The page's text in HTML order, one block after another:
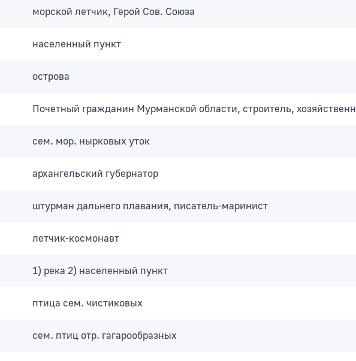
морской летчик, Герой Сов. Союза
населенный пункт
острова
Почетный гражданин Мурманской области, строитель,
сем. мор. нырковых уток
архангельский губернатор
штурман дальнего плавания, писатель-маринист
летчик-космонавт
1) река 2) населенный пункт
птица сем. чистиковых
сем. птиц отр. гагарообразных